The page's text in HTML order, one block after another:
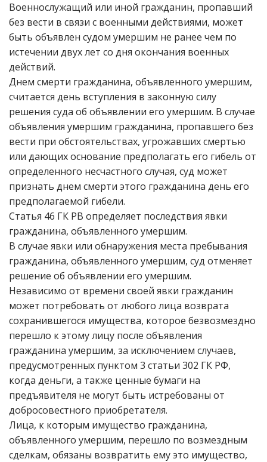
Военнослужащий или иной гражданин, пропавший
без вести в связи с военными действиями, может
быть объявлен судом умершим не ранее чем по
истечении двух лет со дня окончания военных
действий.
Днем смерти гражданина, объявленного умершим,
считается день вступления в законную силу
решения суда об объявлении его умершим. В случае
объявления умершим гражданина, пропавшего без
вести при обстоятельствах, угрожавших смертью
или дающих основание предполагать его гибель от
определенного несчастного случая, суд может
признать днем смерти этого гражданина день его
предполагаемой гибели.
Статья 46 ГК РВ определяет последствия явки
гражданина, объявленного умершим.
В случае явки или обнаружения места пребывания
гражданина, объявленного умершим, суд отменяет
решение об объявлении его умершим.
Независимо от времени своей явки гражданин
может потребовать от любого лица возврата
сохранившегося имущества, которое безвозмездно
перешло к этому лицу после объявления
гражданина умершим, за исключением случаев,
предусмотренных пунктом 3 статьи 302 ГК РФ,
когда деньги, а также ценные бумаги на
предъявителя не могут быть истребованы от
добросовестного приобретателя.
Лица, к которым имущество гражданина,
объявленного умершим, перешло по возмездным
сделкам, обязаны возвратить ему это имущество,